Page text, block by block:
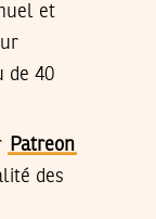
et
de 40
Patreon
des